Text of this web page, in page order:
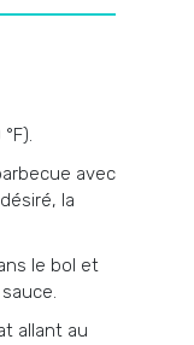
avec
la
le bol et
allant au